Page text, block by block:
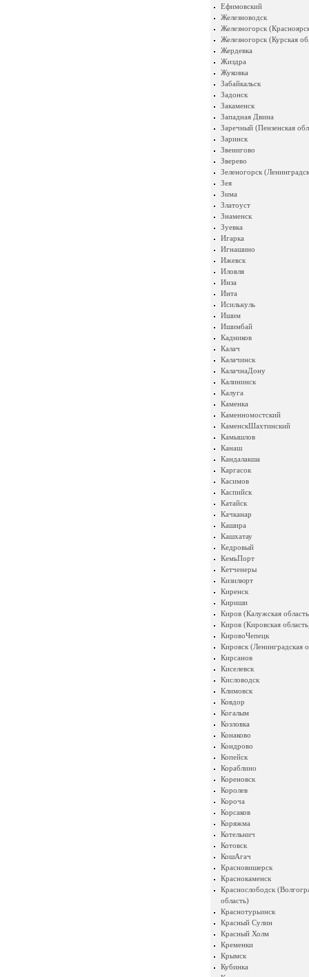
Ефимовский
Железноводск
Железногорск
Железногорск (Курская
Жердевка
Жиздра
Жуковка
Забайкальск
Задонск
Закаменск
Западная Двина
Заречный (Пензенская
Заринск
Звенигово
Зверево
Зеленогорск
Зея
Зима
Златоуст
Знаменск
Зуевка
Игарка
Игнашино
Ижевск
Иловля
Инза
Инта
Исилькуль
Ишим
Ишимбай
Кадников
Калач
Калачинск
КалачнаДону
Калининск
Калуга
Каменка
Каменномостский
КаменскШахтинский
Камышлов
Канаш
Кандалакша
Каргасок
Касимов
Каспийск
Катайск
Качканар
Кашира
Кашхатау
Кедровый
КемьПорт
Кетченеры
Кизилюрт
Киренск
Кириши
Киров (Калужская
Киров (Кировская
КировоЧепецк
Кировск (Ленинградская
Кирсанов
Киселевск
Кисловодск
Климовск
Ковдор
Когалым
Козловка
Конаково
Кондрово
Копейск
Кораблино
Кореновск
Королев
Короча
Корсаков
Коряжма
Котельнич
Котовск
КошАгач
Красновишерск
Краснокаменск
Краснослободск
область)
Краснотурьинск
Красный Сулин
Красный Холм
Кременки
Крымск
Кубинка